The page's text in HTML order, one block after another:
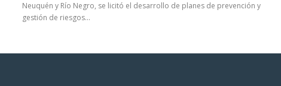
Neuquén y Río Negro, se licitó el desarrollo de planes de prevención y
gestión de riesgos...